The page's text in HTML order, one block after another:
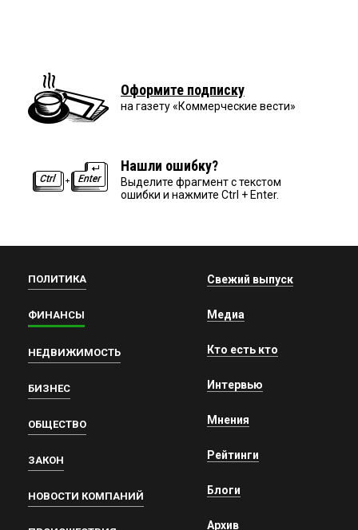
Оформите подписку
на газету «Коммерческие вести»
Нашли ошибку?
Выделите фрагмент с текстом
ошибки и нажмите Ctrl + Enter.
ПОЛИТИКА
ФИНАНСЫ
НЕДВИЖИМОСТЬ
БИЗНЕС
ОБЩЕСТВО
ЗАКОН
НОВОСТИ КОМПАНИЙ
Свежий выпуск
Медиа
Кто есть кто
Интервью
Мнения
Рейтинги
Блоги
Архив